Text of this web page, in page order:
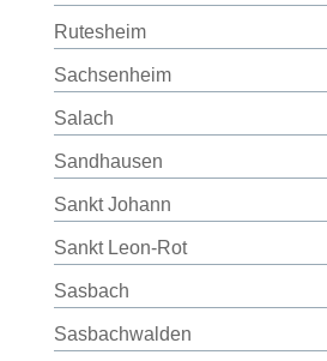
Rutesheim
Sachsenheim
Salach
Sandhausen
Sankt Johann
Sankt Leon-Rot
Sasbach
Sasbachwalden